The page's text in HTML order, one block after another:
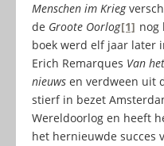
Menschen im Krieg
de Groote Oorlog[1] nog
boek werd elf jaar later
Erich Remarques Van
nieuws en verdween uit
stierf in bezet
Wereldoorlog en heeft
het hernieuwde succes